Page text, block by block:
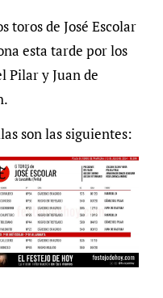
toros de José Escolar
esta tarde por los
Pilar y Juan de
son las siguientes: